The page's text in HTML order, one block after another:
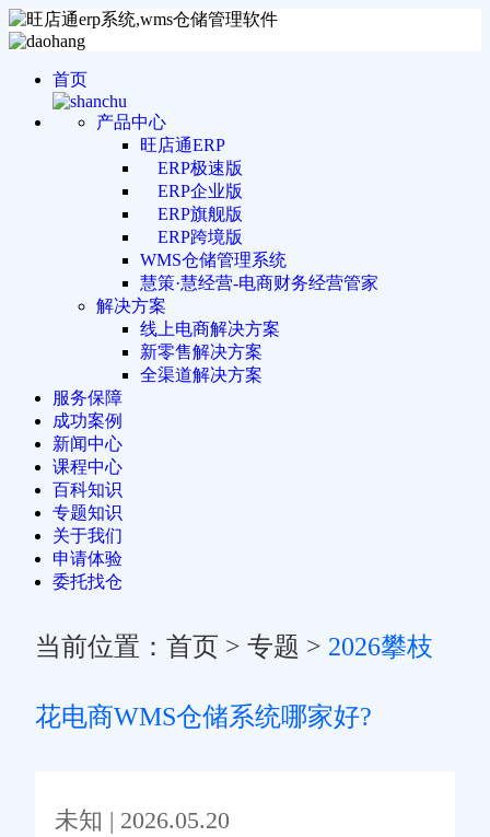
首页
产品中心
旺店通ERP
ERP极速版
ERP企业版
ERP旗舰版
ERP跨境版
WMS仓储管理系统
慧策·慧经营-电商财务经营管家
解决方案
线上电商解决方案
新零售解决方案
全渠道解决方案
服务保障
成功案例
新闻中心
课程中心
百科知识
专题知识
关于我们
申请体验
委托找仓
当前位置： 首页 > 专题 > 2026攀枝
花电商WMS仓储系统哪家好?
未知 | 2026.05.20